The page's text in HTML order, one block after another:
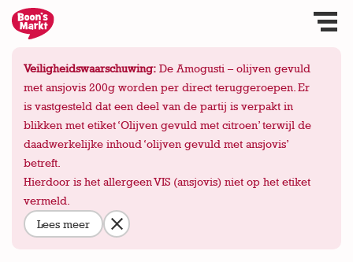
Veiligheidswaarschuwing: De Amogusti – olijven gevuld
met ansjovis 200g worden per direct teruggeroepen. Er
is vastgesteld dat een deel van de partij is verpakt in
blikken met etiket ‘Olijven gevuld met citroen’ terwijl de
daadwerkelijke inhoud ‘olijven gevuld met ansjovis’
betreft.
Hierdoor is het allergeen VIS (ansjovis) niet op het etiket
vermeld.
Lees meer